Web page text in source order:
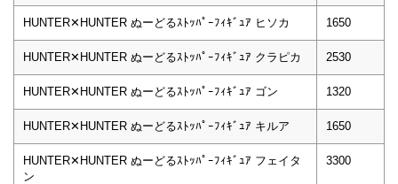
HUNTER✕HUNTER ぬーどるｽﾄｯﾊﾟｰﾌｨｷﾞｭｱ ヒソカ 1650
HUNTER✕HUNTER ぬーどるｽﾄｯﾊﾟｰﾌｨｷﾞｭｱ クラピカ 2530
HUNTER✕HUNTER ぬーどるｽﾄｯﾊﾟｰﾌｨｷﾞｭｱ ゴン 1320
HUNTER✕HUNTER ぬーどるｽﾄｯﾊﾟｰﾌｨｷﾞｭｱ キルア 1650
HUNTER✕HUNTER ぬーどるｽﾄｯﾊﾟｰﾌｨｷﾞｭｱ フェイタ
ン
3300